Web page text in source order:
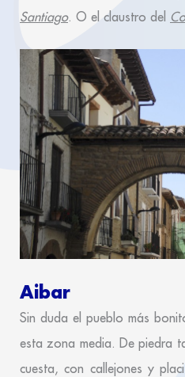
Santiago. O el claustro del
Aibar
Sin duda el pueblo más
esta zona media. De piedra
cuesta, con callejones y